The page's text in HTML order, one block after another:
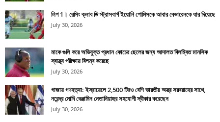
লিগ 1। রেসিং ক্লাব ডি স্ট্রাসবার্গ ইয়োনি গোমিসকে আবার বেভারেনকে ধার দিয়েছে
July 30, 2026
মাকে গুলি করে অভিযুক্ত প্রধান কোচের ছেলের জন্য আদালত বিলম্বিত মানসিক
স্বাস্থ্য পরীক্ষায় বিলম্ব করেছে
July 30, 2026
গাজায় গণহত্যা: ইস্রায়েলে 2,500 টিরও বেশি ভারতীয় অস্ত্র সরবরাহের সাথে,
নরেন্দ্র মোদি বেঞ্জামিন নেতানিয়াহুর সহযোগী স্বীকার করেছেন
July 30, 2026